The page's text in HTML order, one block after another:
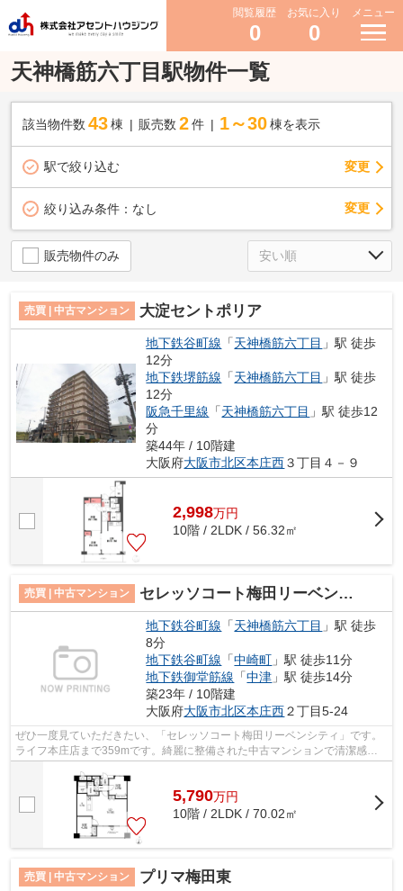
閲覧履歴
0
お気に入り
0
メニュー
天神橋筋六丁目駅物件一覧
該当物件数 43棟 販売数 2 件 1～30 棟を表示
駅で絞り込む 変更
絞り込み条件： なし 変更
販売物件のみ
売買 | 中古マンション 大淀セントポリア
地下鉄谷町線 「天神橋筋六丁目 」駅 徒歩
12分
地下鉄堺筋線 「天神橋筋六丁目 」駅 徒歩
12分
阪急千里線 「天神橋筋六丁目 」駅 徒歩12
分
築44年 / 10階建
大阪府大阪市北区本庄西３丁目４－９
2,998万円
10階 / 2LDK / 56.32㎡
売買 | 中古マンション セレッソコート梅田リーベンシティ
地下鉄谷町線 「天神橋筋六丁目 」駅 徒歩
8分
地下鉄谷町線 「中崎町 」駅 徒歩11分
地下鉄御堂筋線 「中津 」駅 徒歩14分
築23年 / 10階建
大阪府大阪市北区本庄西２丁目5-24
ぜひ一度見ていただきたい、「セレッソコート梅田リーベンシティ」です。
ライフ本庄店まで359mです。綺麗に整備された中古マンションで清潔感を
5,790万円
10階 / 2LDK / 70.02㎡
売買 | 中古マンション プリマ梅田東